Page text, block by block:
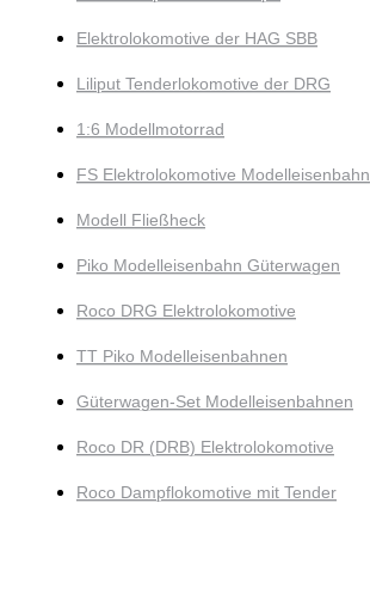
Elektrolokomotive der HAG SBB
Liliput Tenderlokomotive der DRG
1:6 Modellmotorrad
FS Elektrolokomotive Modelleisenbahn
Modell Fließheck
Piko Modelleisenbahn Güterwagen
Roco DRG Elektrolokomotive
TT Piko Modelleisenbahnen
Güterwagen-Set Modelleisenbahnen
Roco DR (DRB) Elektrolokomotive
Roco Dampflokomotive mit Tender